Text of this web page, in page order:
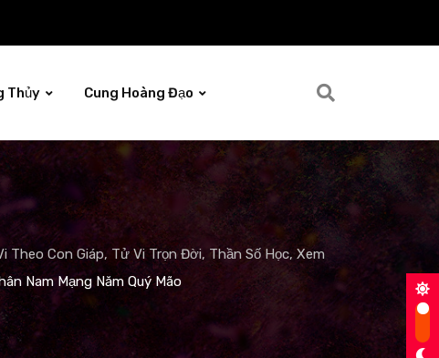
Thủy Cung Hoàng Đạo
Con Giáp, Tử Vi Trọn Đời, Thần Số Học, Xem
Nam Mạng Năm Quý Mão